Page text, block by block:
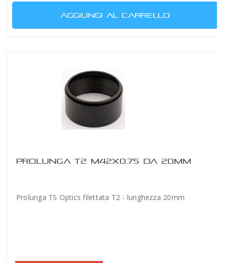
AGGIUNGI AL CARRELLO
PROLUNGA T2 M42X0.75 DA 20MM
Prolunga TS Optics filettata T2 - lunghezza 20mm